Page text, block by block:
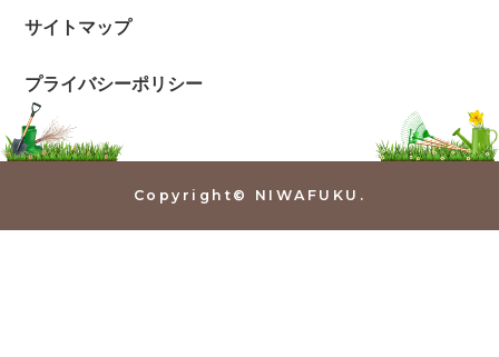
サイトマップ
プライバシーポリシー
Copyright© NIWAFUKU.